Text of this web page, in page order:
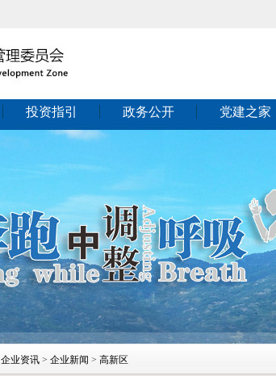
投资指引 政务公开 党建之家
企业资讯 > 企业新闻 > 高新区